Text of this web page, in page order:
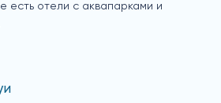
есть отели с аквапарками и